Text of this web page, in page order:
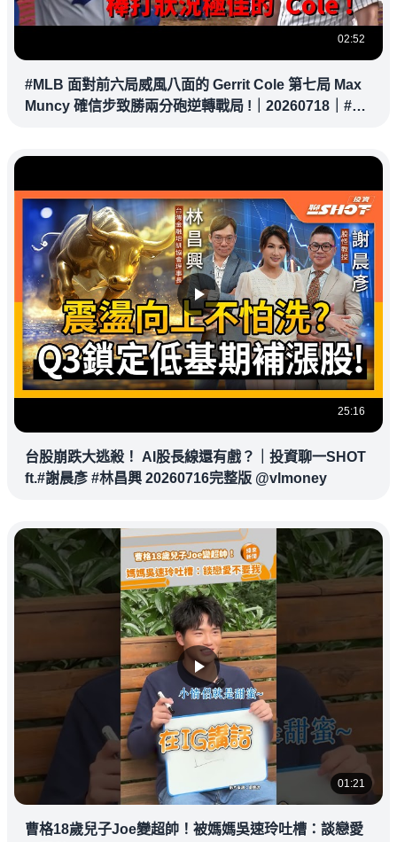
02:52
#MLB 面對前六局威風八面的 Gerrit Cole 第七局 Max
Muncy 確信步致勝兩分砲逆轉戰局 !｜20260718｜#洛
25:16
台股崩跌大逃殺！ AI股長線還有戲？｜投資聊一SHOT
ft.#謝晨彥 #林昌興 20260716完整版 @vlmoney
01:21
曹格18歲兒子Joe變超帥！被媽媽吳速玲吐槽：談戀愛